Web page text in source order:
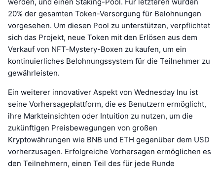
20% der gesamten Token-Versorgung für Belohnungen
vorgesehen. Um diesen Pool zu unterstützen, verpflichtet
sich das Projekt, neue Token mit den Erlösen aus dem
Verkauf von NFT-Mystery-Boxen zu kaufen, um ein
kontinuierliches Belohnungssystem für die Teilnehmer zu
gewährleisten.
Ein weiterer innovativer Aspekt von Wednesday Inu ist
seine Vorhersageplattform, die es Benutzern ermöglicht,
ihre Markteinsichten oder Intuition zu nutzen, um die
zukünftigen Preisbewegungen von großen
Kryptowährungen wie BNB und ETH gegenüber dem USD
vorherzusagen. Erfolgreiche Vorhersagen ermöglichen es
den Teilnehmern, einen Teil des für jede Runde